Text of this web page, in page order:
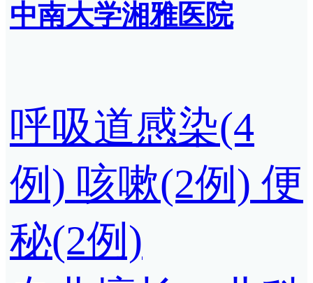
中南大学湘雅医院
呼吸道感染(4
例) 咳嗽(2例) 便
秘(2例)